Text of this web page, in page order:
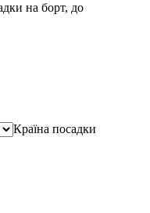
на борт, до
Країна посадки